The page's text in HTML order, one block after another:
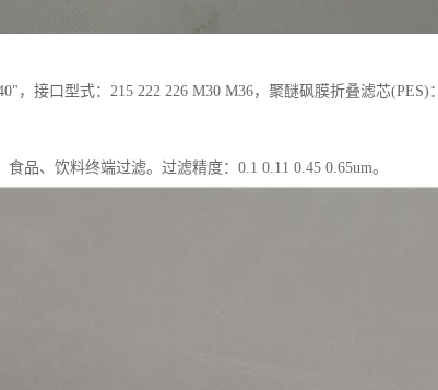
，接口型式：215 222 226 M30 M36，聚醚砜膜折叠滤芯
品、饮料终端过滤。过滤精度：0.1 0.11 0.45 0.65um。